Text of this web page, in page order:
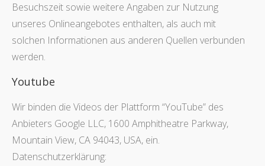
Besuchszeit sowie weitere Angaben zur Nutzung
unseres Onlineangebotes enthalten, als auch mit
solchen Informationen aus anderen Quellen verbunden
werden.
Youtube
Wir binden die Videos der Plattform “YouTube” des
Anbieters Google LLC, 1600 Amphitheatre Parkway,
Mountain View, CA 94043, USA, ein.
Datenschutzerklärung: